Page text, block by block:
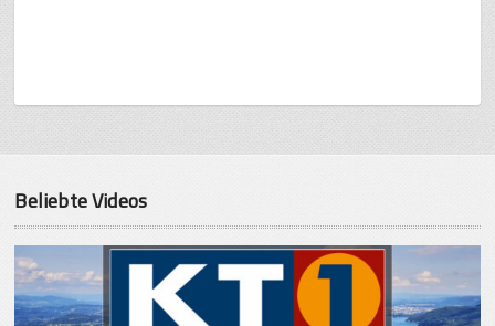
Beliebte Videos